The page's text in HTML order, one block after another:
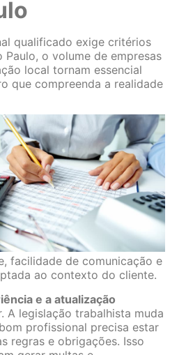
qualificado exige critérios
Paulo, o volume de empresas
local tornam essencial
que compreenda a realidade
facilidade de comunicação e
ao contexto do cliente.
e a atualização
A legislação trabalhista muda
profissional precisa estar
regras e obrigações. Isso